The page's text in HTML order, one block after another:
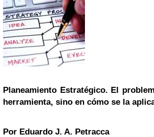
Planeamiento Estratégico. El
herramienta, sino en cómo se la
Por Eduardo J. A. Petracca